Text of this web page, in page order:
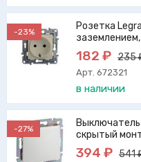
-23%
Розетка
182 ₽ 235
Арт. 672321
в наличии
-27%
Выключатель
скрытый
394 ₽ 541